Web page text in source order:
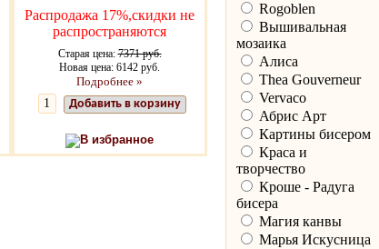
Распродажа 17%,скидки не
распространяются
Старая цена:7371 руб.
Новая цена: 6142 руб.
Подробнее »
Добавить в корзину
В избранное
Rogoblen
Вышивальная
мозаика
Алиса
Thea Gouverneur
Vervaco
Абрис Арт
Картины бисером
Краса и
творчество
Кроше - Радуга
бисера
Магия канвы
Марья Искусница